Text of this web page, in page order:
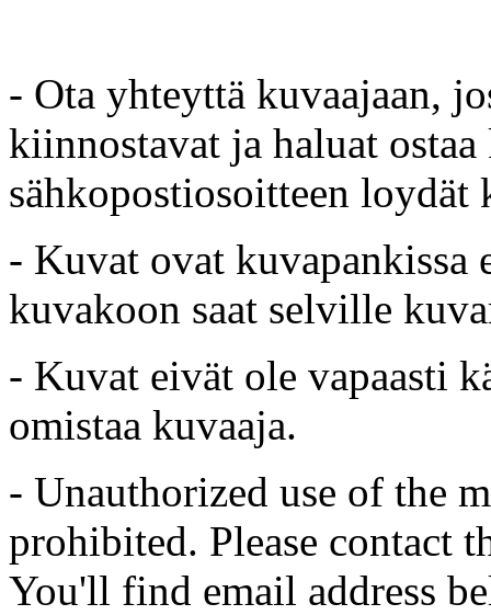
- Ota yhteyttä kuvaajaan,
kiinnostavat ja haluat
sähkopostiosoitteen loydät
- Kuvat ovat kuvapankissa
kuvakoon saat selville
- Kuvat eivät ole vapaasti
omistaa kuvaaja.
- Unauthorized use of the
prohibited. Please contact
You'll find email address